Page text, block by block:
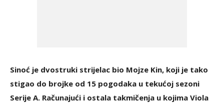
Sinoć je dvostruki strijelac bio Mojze Kin, koji je tako
stigao do brojke od 15 pogodaka u tekućoj sezoni
Serije A. Računajući i ostala takmičenja u kojima Viola